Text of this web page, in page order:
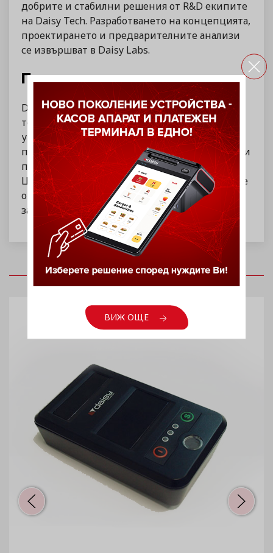
добрите и стабилни решения от R&D екипите
на Daisy Tech. Разработването на концепцията,
проектирането и предварителните анализи
се извършват в Daisy Labs.
Поддръжка
Daisy Tech осигурява професионална
техническа поддръжка и консултации за
употреба на всичките си продукти –
предварителна консултация при закупуване и
през целият период на тяхната употреба.
Центърът по поддръжката е денонощен и ще
отговори бързо и компетентно за всички
зададени от Вас въпроси.
ПРЕПОРЪЧАНИ ПРОДУКТИ
ВИЖ ОЩЕ